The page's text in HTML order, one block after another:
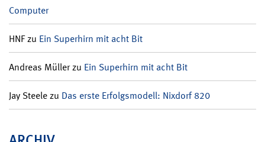
Computer
HNFzu Ein Superhirn mit acht Bit
Andreas Müllerzu Ein Superhirn mit acht Bit
Jay Steelezu Das erste Erfolgsmodell: Nixdorf 820